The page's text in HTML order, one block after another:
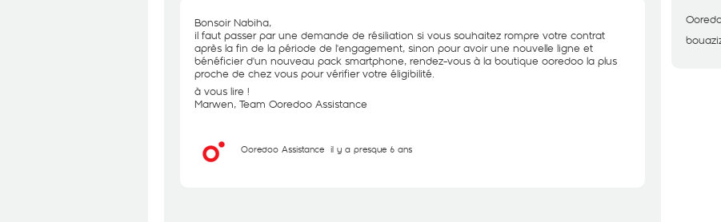
Bonsoir Nabiha,
il faut passer par une demande de résiliation si vous souhaitez rompre votre contrat
après la fin de la période de l'engagement, sinon pour avoir une nouvelle ligne et
bénéficier d'un nouveau pack smartphone, rendez-vous à la boutique ooredoo la plus
proche de chez vous pour vérifier votre éligibilité.
à vous lire !
Marwen, Team Ooredoo Assistance
Ooredoo Assistance il y a presque 6 ans